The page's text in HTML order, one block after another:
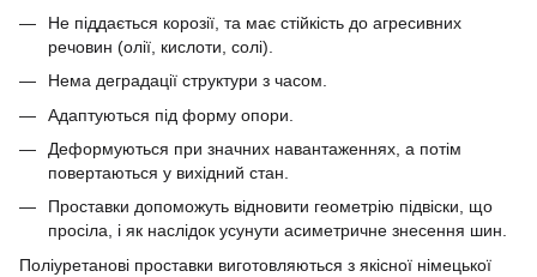
Не піддається корозії, та має стійкість до агресивних
речовин (олії, кислоти, солі).
Нема деградації структури з часом.
Адаптуються під форму опори.
Деформуються при значних навантаженнях, а потім
повертаються у вихідний стан.
Проставки допоможуть відновити геометрію підвіски, що
просіла, і як наслідок усунути асиметричне знесення шин.
Поліуретанові проставки виготовляються з якісної німецької